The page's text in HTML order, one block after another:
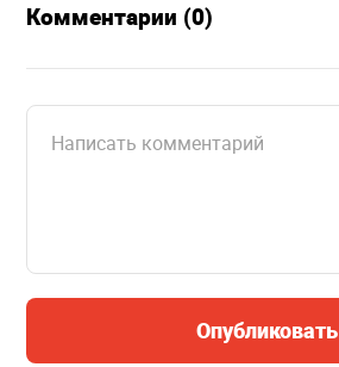
Комментарии (0)
Опубликовать